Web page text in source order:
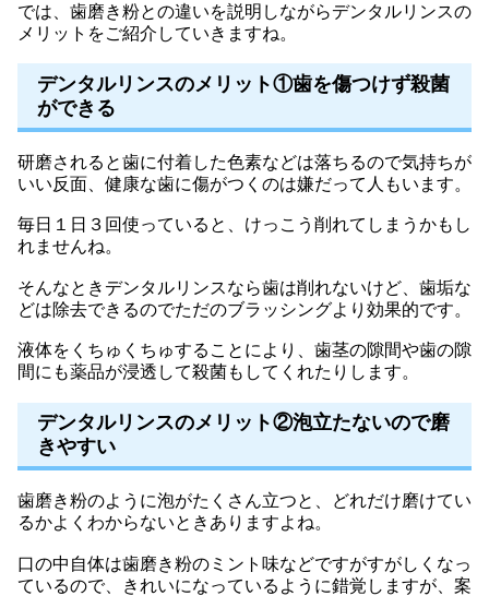
では、歯磨き粉との違いを説明しながらデンタルリンスの
メリットをご紹介していきますね。
デンタルリンスのメリット①歯を傷つけず殺菌
ができる
研磨されると歯に付着した色素などは落ちるので気持ちが
いい反面、健康な歯に傷がつくのは嫌だって人もいます。
毎日１日３回使っていると、けっこう削れてしまうかもし
れませんね。
そんなときデンタルリンスなら歯は削れないけど、歯垢な
どは除去できるのでただのブラッシングより効果的です。
液体をくちゅくちゅすることにより、歯茎の隙間や歯の隙
間にも薬品が浸透して殺菌もしてくれたりします。
デンタルリンスのメリット②泡立たないので磨
きやすい
歯磨き粉のように泡がたくさん立つと、どれだけ磨けてい
るかよくわからないときありますよね。
口の中自体は歯磨き粉のミント味などですがすがしくなっ
ているので、きれいになっているように錯覚しますが、案